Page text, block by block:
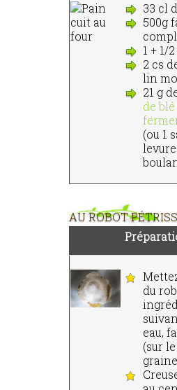
33 cl
500g
1 + 1/
2 cs
lin
21 g
de blé
(ou 1
AU ROBOT
du
eau,
(sur